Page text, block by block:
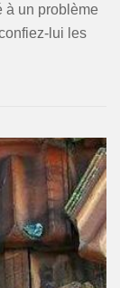
à un problème
lui les